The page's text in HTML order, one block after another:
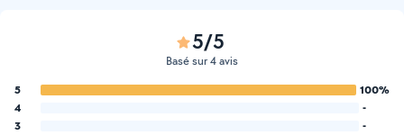
5/5
Basé sur 4 avis
5
100%
4
-
3
-